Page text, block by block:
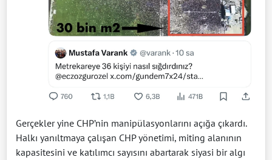
Gerçekler yine CHP’nin manipülasyonlarını açığa çıkardı.
Halkı yanıltmaya çalışan CHP yönetimi, miting alanının
kapasitesini ve katılımcı sayısını abartarak siyasi bir algı